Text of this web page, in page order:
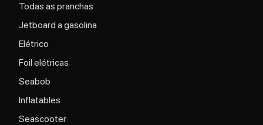
Todas as pranchas
Jetboard a gasolina
Elétrico
Foil elétricas
Seabob
Inflatables
Seascooter